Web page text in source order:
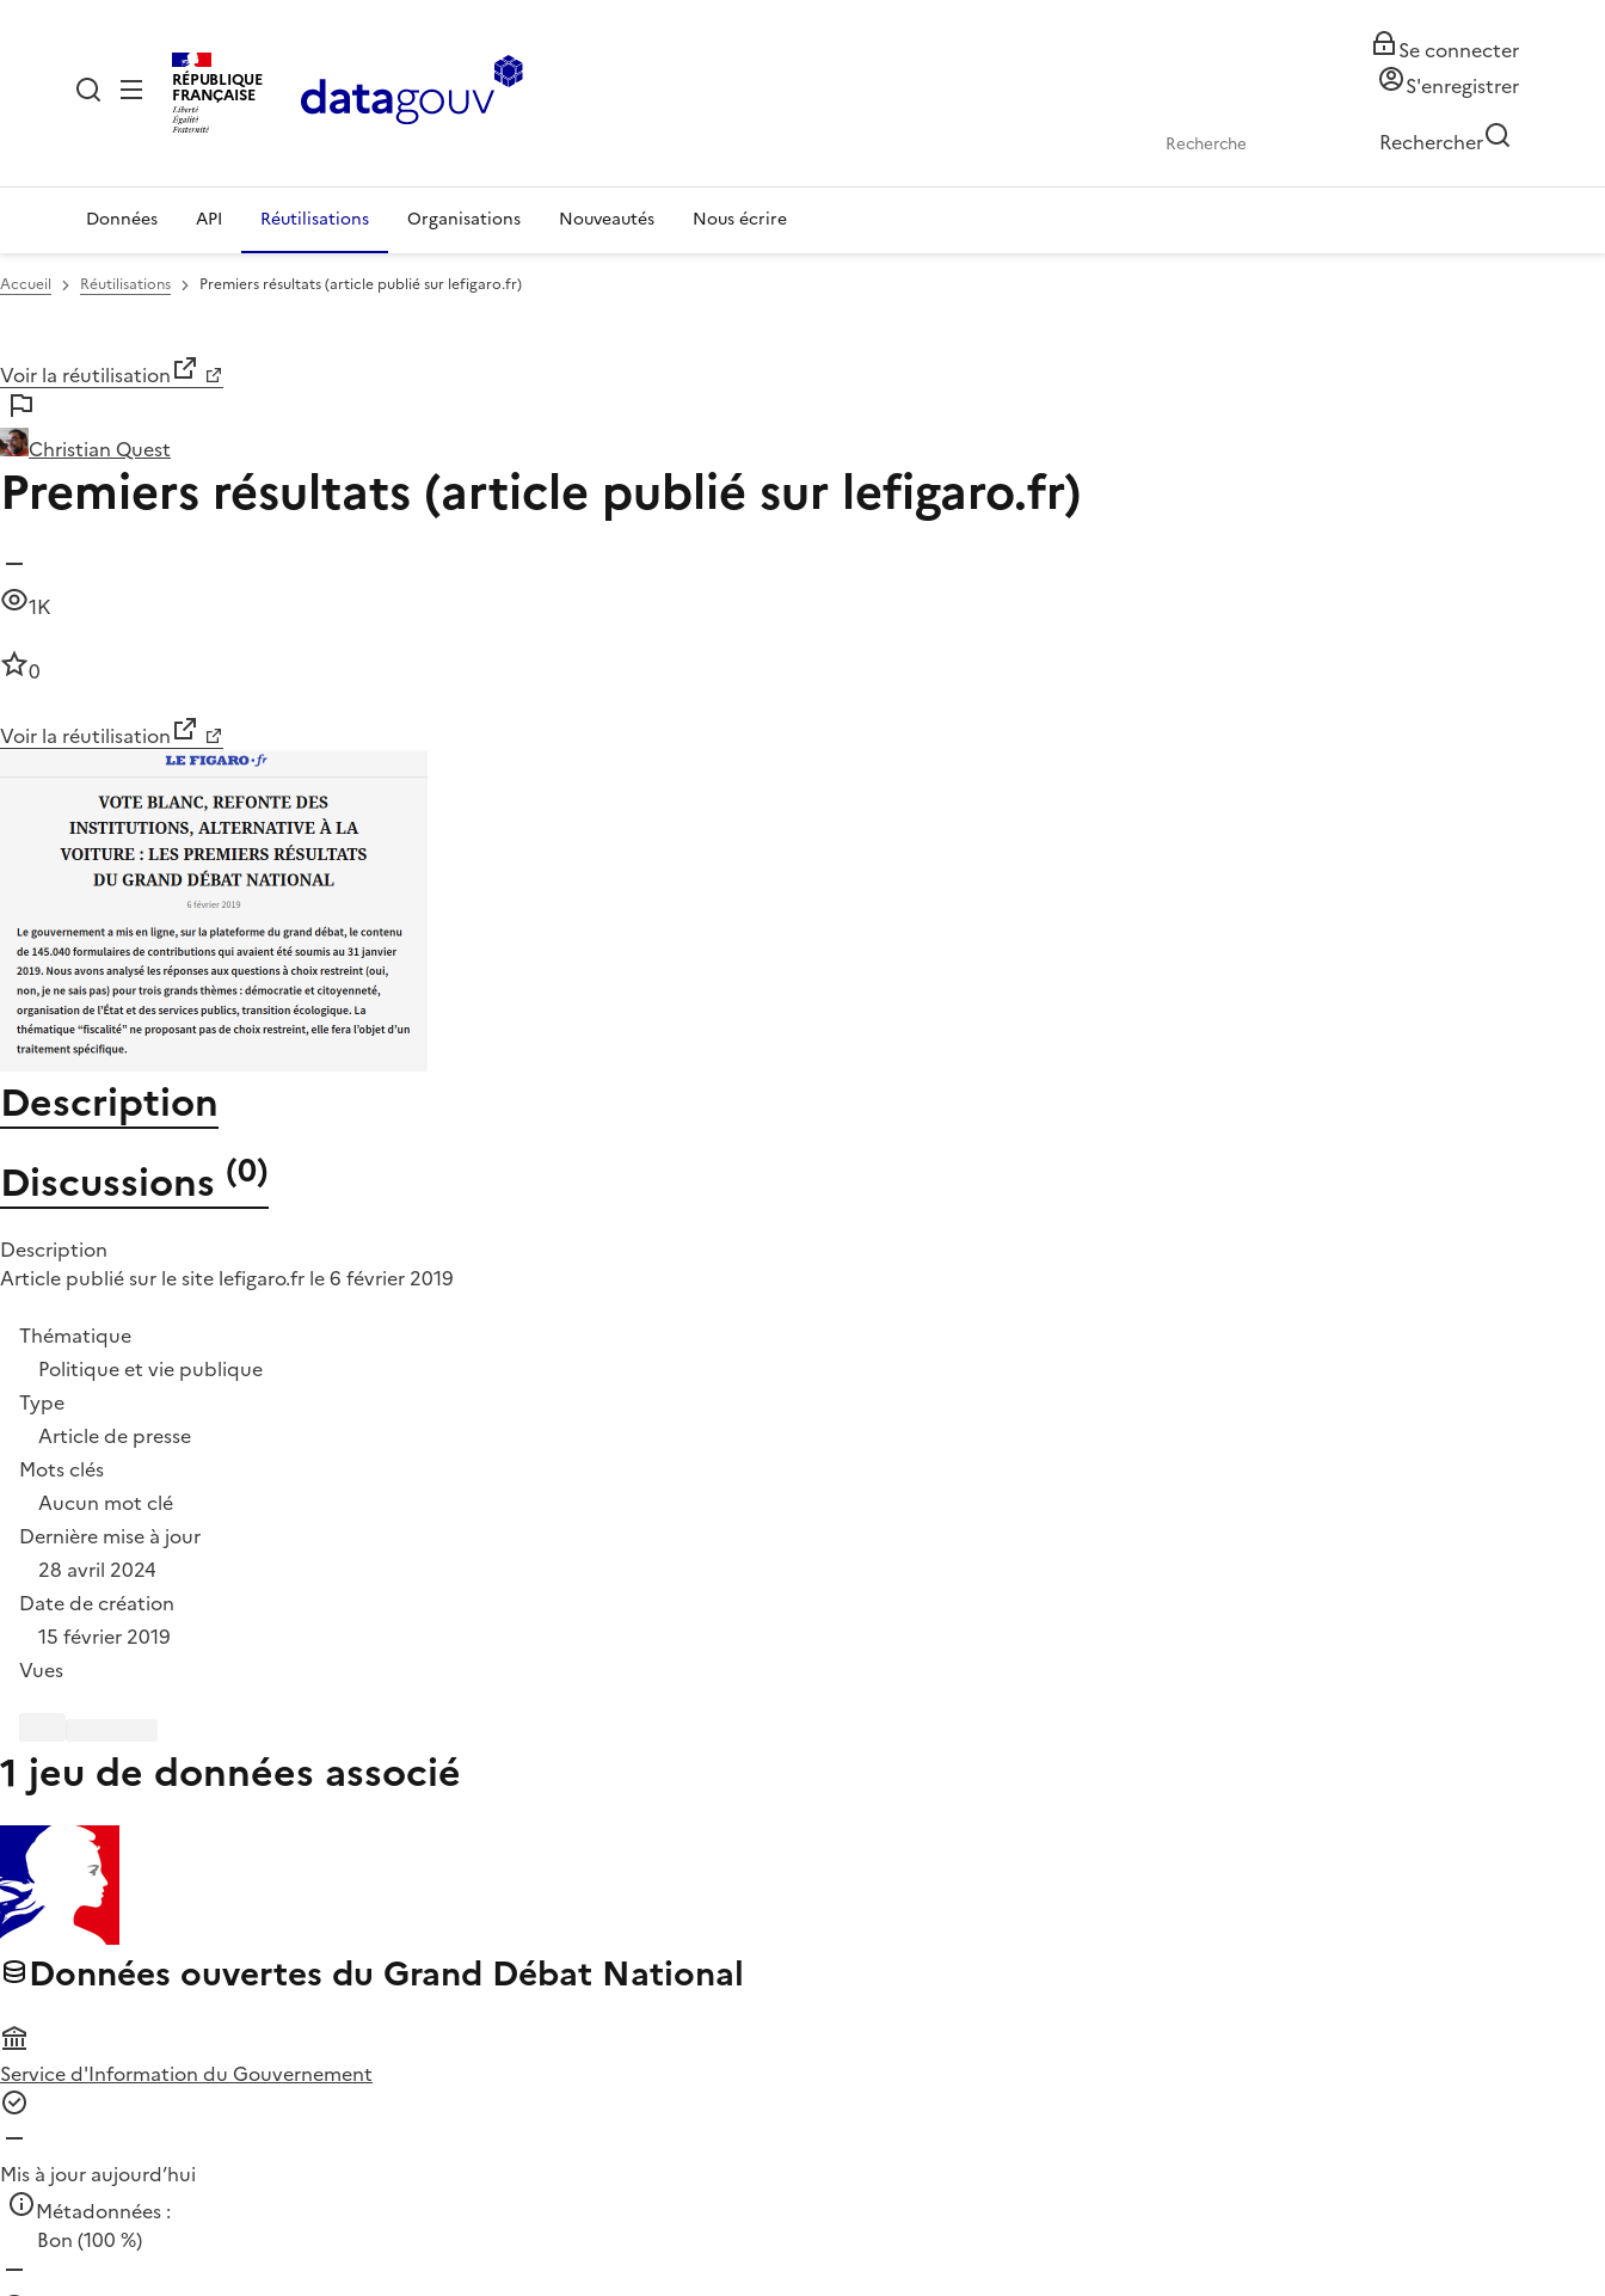
RÉPUBLIQUE
FRANÇAISE
Se connecter
S'enregistrer
Rechercher
Données API Réutilisations Organisations Nouveautés Nous écrire
Accueil Réutilisations Premiers résultats (article publié sur lefigaro.fr)
Voir la réutilisation
Christian Quest
Premiers résultats (article publié sur lefigaro.fr)
1K
0
Voir la réutilisation
Description
Discussions (0)
Description
Article publié sur le site lefigaro.fr le 6 février 2019
Thématique
Politique et vie publique
Type
Article de presse
Mots clés
Aucun mot clé
Dernière mise à jour
28 avril 2024
Date de création
15 février 2019
Vues
1 jeu de données associé
Données ouvertes du Grand Débat National
Service d'Information du Gouvernement
Mis à jour aujourd’hui
Métadonnées :
Bon (100 %)